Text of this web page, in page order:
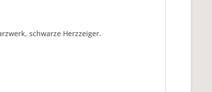
schwarze Herzzeiger.